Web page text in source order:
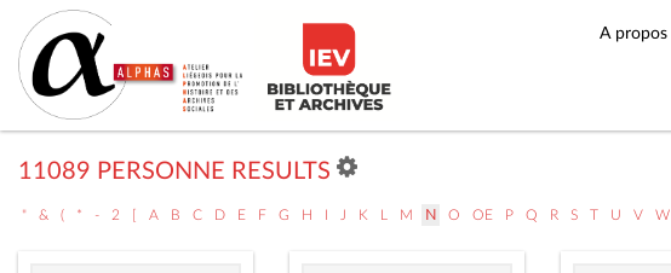
A propos
11089 PERSONNE RESULTS
" & ( * - 2 [ A B C D E F G H I J K L M N O OE P Q R S T U V W